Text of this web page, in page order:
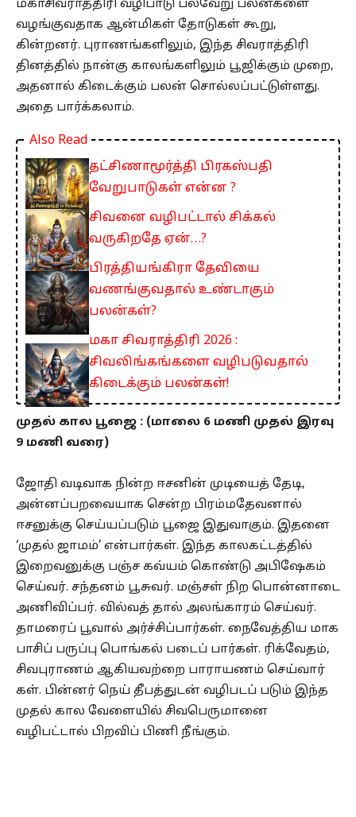
மகாசிவராத்திரி வழிபாடு பல்வேறு பலன்களை
வழங்குவதாக ஆன்மிகள் தோடுகள் கூறு,
கின்றனர். புராணங்களிலும், இந்த சிவராத்திரி
தினத்தில் நான்கு காலங்களிலும் பூஜிக்கும் முறை,
அதனால் கிடைக்கும் பலன் சொல்லப்பட்டுள்ளது.
அதை பார்க்கலாம்.
Also Read
தட்சிணாமூர்த்தி பிரகஸ்பதி
வேறுபாடுகள் என்ன ?
சிவனை வழிபட்டால் சிக்கல்
வருகிறதே ஏன்…?
பிரத்தியங்கிரா தேவியை
வணங்குவதால் உண்டாகும்
பலன்கள்?
மகா சிவராத்திரி 2026 :
சிவலிங்கங்களை வழிபடுவதால்
கிடைக்கும் பலன்கள்!
முதல் கால பூஜை : (மாலை 6 மணி முதல் இரவு
9 மணி வரை)
ஜோதி வடிவாக நின்ற ஈசனின் முடியைத் தேடி,
அன்னப்பறவையாக சென்ற பிரம்மதேவனால்
ஈசனுக்கு செய்யப்படும் பூஜை இதுவாகும். இதனை
‘முதல் ஜாமம்’ என்பார்கள். இந்த காலகட்டத்தில்
இறைவனுக்கு பஞ்ச கவ்யம் கொண்டு அபிஷேகம்
செய்வர். சந்தனம் பூசுவர். மஞ்சள் நிற பொன்னாடை
அணிவிப்பர். வில்வத் தால் அலங்காரம் செய்வர்.
தாமரைப் பூவால் அர்ச்சிப்பார்கள். நைவேத்திய மாக
பாசிப் பருப்பு பொங்கல் படைப் பார்கள். ரிக்வேதம்,
சிவபுராணம் ஆகியவற்றை பாராயணம் செய்வார்
கள். பின்னர் நெய் தீபத்துடன் வழிபடப் படும் இந்த
முதல் கால வேளையில் சிவபெருமானை
வழிபட்டால் பிறவிப் பிணி நீங்கும்.